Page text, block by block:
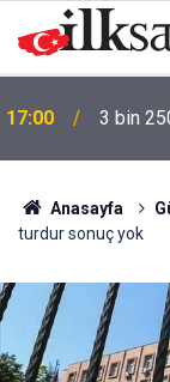
17:00 3 bin
16:58
Anasayfa
turdur sonuç yok